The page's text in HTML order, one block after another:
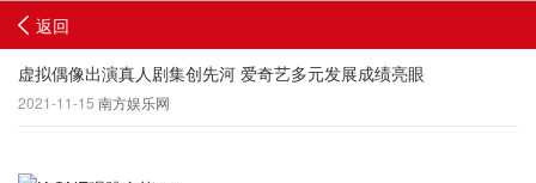
返回
虚拟偶像出演真人剧集创先河 爱奇艺多元发展成绩亮眼
2021-11-15 南方娱乐网